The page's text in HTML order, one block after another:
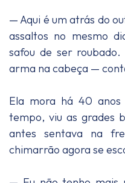
— Aqui é um atrás do
assaltos no mesmo
safou de ser
arma na cabeça —
Ela mora há 40 anos
tempo, viu as grades
antes sentava na
chimarrão agora se